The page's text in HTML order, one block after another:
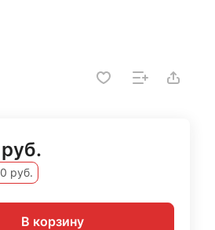
руб.
В корзину